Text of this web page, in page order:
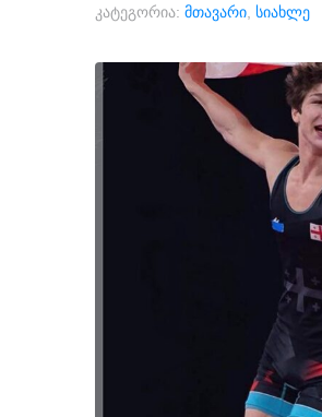
კატეგორია: მთავარი სიახლე